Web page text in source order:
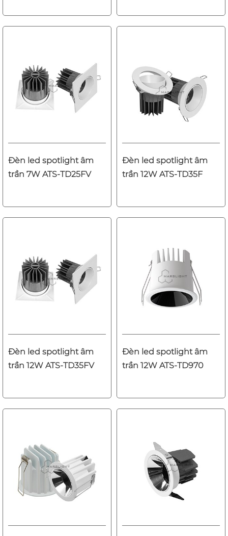
Đèn led spotlight âm
trần 7W ATS-TD25FV
Đèn led spotlight âm
trần 12W ATS-TD35F
Đèn led spotlight âm
trần 12W ATS-TD35FV
Đèn led spotlight âm
trần 12W ATS-TD970